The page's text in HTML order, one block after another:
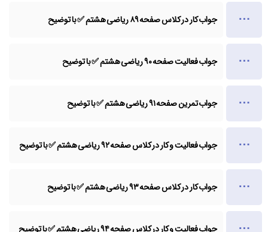
جواب کار در کلاس صفحه ۸۹ ریاضی هشتم ✅ با توضیح
جواب فعالیت صفحه ۹۰ ریاضی هشتم ✅ با توضیح
جواب تمرین صفحه ۹۱ ریاضی هشتم ✅ با توضیح
جواب فعالیت و کار در کلاس صفحه ۹۲ ریاضی هشتم ✅ با توضیح
جواب کار در کلاس صفحه ۹۳ ریاضی هشتم ✅ با توضیح
جواب فعالیت و کار در کلاس صفحه ۹۴ ریاضی هشتم ✅ با توضیح